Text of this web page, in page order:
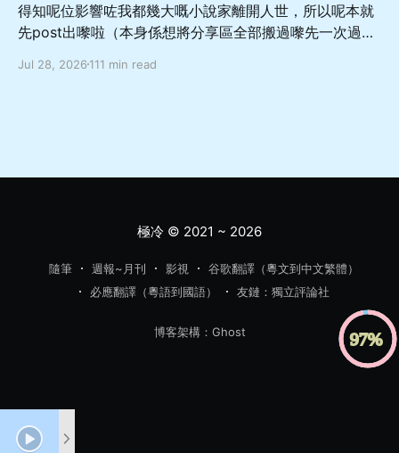
得知呢位影響咗我都幾大嘅小說家離開人世，所以呢本就
先post出嚟啦（本身係想將分享區全部搬過嚟先一次過
善良溫柔而又軟弱怕事嘅非典型成年男性嘅角度出發，寫
希望呢本書，可以幫你暫時逃離呢個節奏越來越快嘅世
惜每一段嘅相遇同陪伴 「首先，很久以前我就有這樣的考
開雙手，「藻奈美還活著的時候，我就想過，是不是讓她
上私立比較好，並且是那種一路直升大學的中學。我不想
讓她因為中考和高考吃苦。」 「也就是說，直子不想將來
吃苦，於是現在選擇一條輕鬆的出路？」平介語帶譏諷。
「你聽我說完。沒錯，之所以考慮明年要升初中的時候馬
上就想到私立，是因為很早之前我就考慮過。但現在我又
Jul 28, 2026 111 min read
極冷© 2021 ~ 2026
隨筆 週報~月刊 影視
谷歌翻譯（粵文到中文繁體）
必應翻譯（粵語到國語）
友鏈：獨立評論社
博客架構：Ghost